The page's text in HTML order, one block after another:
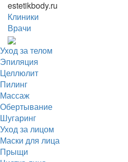
estetikbody.ru
Клиники
Врачи
Уход за телом
Эпиляция
Целлюлит
Пилинг
Массаж
Обертывание
Шугаринг
Уход за лицом
Маски для лица
Прыщи